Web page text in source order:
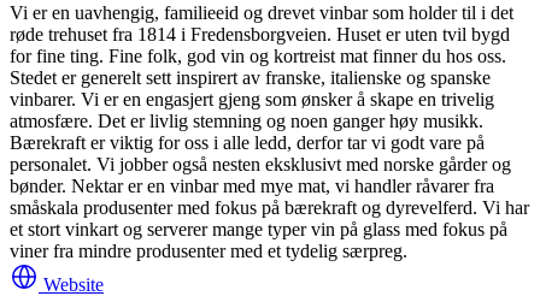
Vi er en uavhengig, familieeid og drevet vinbar som holder til i det
røde trehuset fra 1814 i Fredensborgveien. Huset er uten tvil bygd
for fine ting. Fine folk, god vin og kortreist mat finner du hos oss.
Stedet er generelt sett inspirert av franske, italienske og spanske
vinbarer. Vi er en engasjert gjeng som ønsker å skape en trivelig
atmosfære. Det er livlig stemning og noen ganger høy musikk.
Bærekraft er viktig for oss i alle ledd, derfor tar vi godt vare på
personalet. Vi jobber også nesten eksklusivt med norske gårder og
bønder. Nektar er en vinbar med mye mat, vi handler råvarer fra
småskala produsenter med fokus på bærekraft og dyrevelferd. Vi har
et stort vinkart og serverer mange typer vin på glass med fokus på
viner fra mindre produsenter med et tydelig særpreg.
Website